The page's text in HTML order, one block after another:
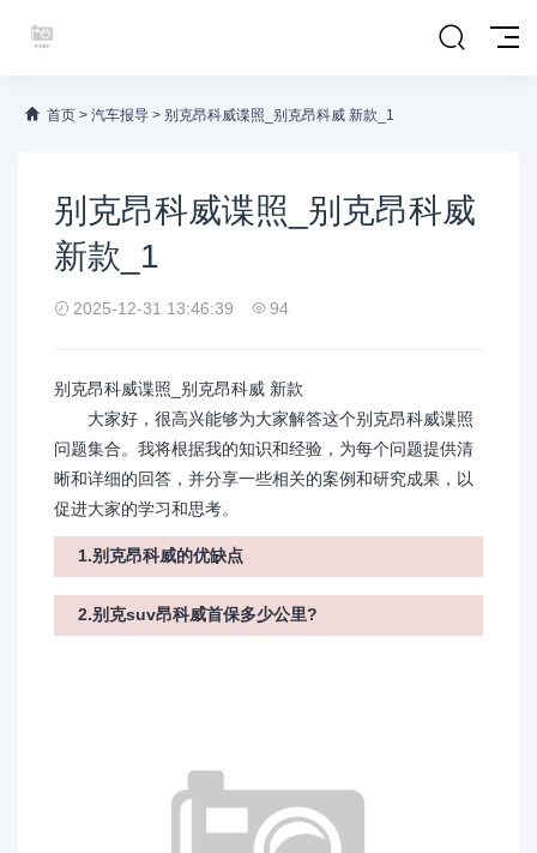
首页 > 汽车报导 > 别克昂科威谍照_别克昂科威 新款_1
别克昂科威谍照_别克昂科威
新款_1
2025-12-31 13:46:39 94
别克昂科威谍照_别克昂科威 新款
大家好，很高兴能够为大家解答这个别克昂科威谍照
问题集合。我将根据我的知识和经验，为每个问题提供清
晰和详细的回答，并分享一些相关的案例和研究成果，以
促进大家的学习和思考。
1.别克昂科威的优缺点
2.别克suv昂科威首保多少公里?